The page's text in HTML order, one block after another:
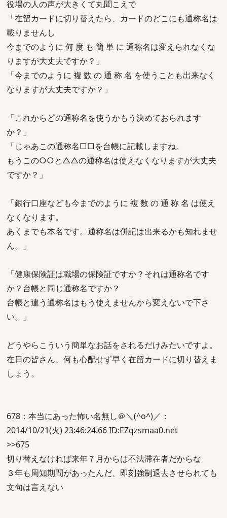
役場の人の声が大きくて丸聞こえで
「在留カードに切り替えたら、カードのどこにも通称名は
載りませんし
今までのように 何 度 も 簡 単 に 通称名は変えられなくな
りますが大丈夫ですか？」
「今までのように 複 数 の 通 称 名 を使うことも出来なく
なりますが大丈夫ですか？」
「これからどの通称名を使うかもう決めておられます
か？」
「じゃあこの通称名□□を台帳に記載しますね。
もうこの○○と△△の通称名は使えなくなりますが大丈夫
ですか？」
「銀行口座なども今までのように 複 数 の 通 称 名 は使え
なくなります。
あくまでも本名です。通称名は併記は出来るかも知れませ
ん。」
「健康保険証は職場の保険証ですか？それは通称名です
か？台帳と同じ通称名ですか？
台帳と違う通称名はもう使えませんから変えないで下さ
い。」
どうやらこういう簡単なお話をされるだけみたいですよ。
在日の皆さん、何も心配せず早く在留カードに切り替えま
しょう。
678：本当にあった怖い名無し＠＼(^o^)／：
2014/10/21(火) 23:46:24.66 ID:EZqzsmaa0.net
>>675
切り替えなければ来年７月からは不法滞在者だからな
３年も周知期間があったんだ、即刻強制退去させられても
文句は言えない